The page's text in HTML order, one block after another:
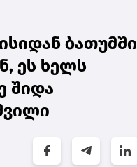
ბათუმში
ეს ხელს
შიდა